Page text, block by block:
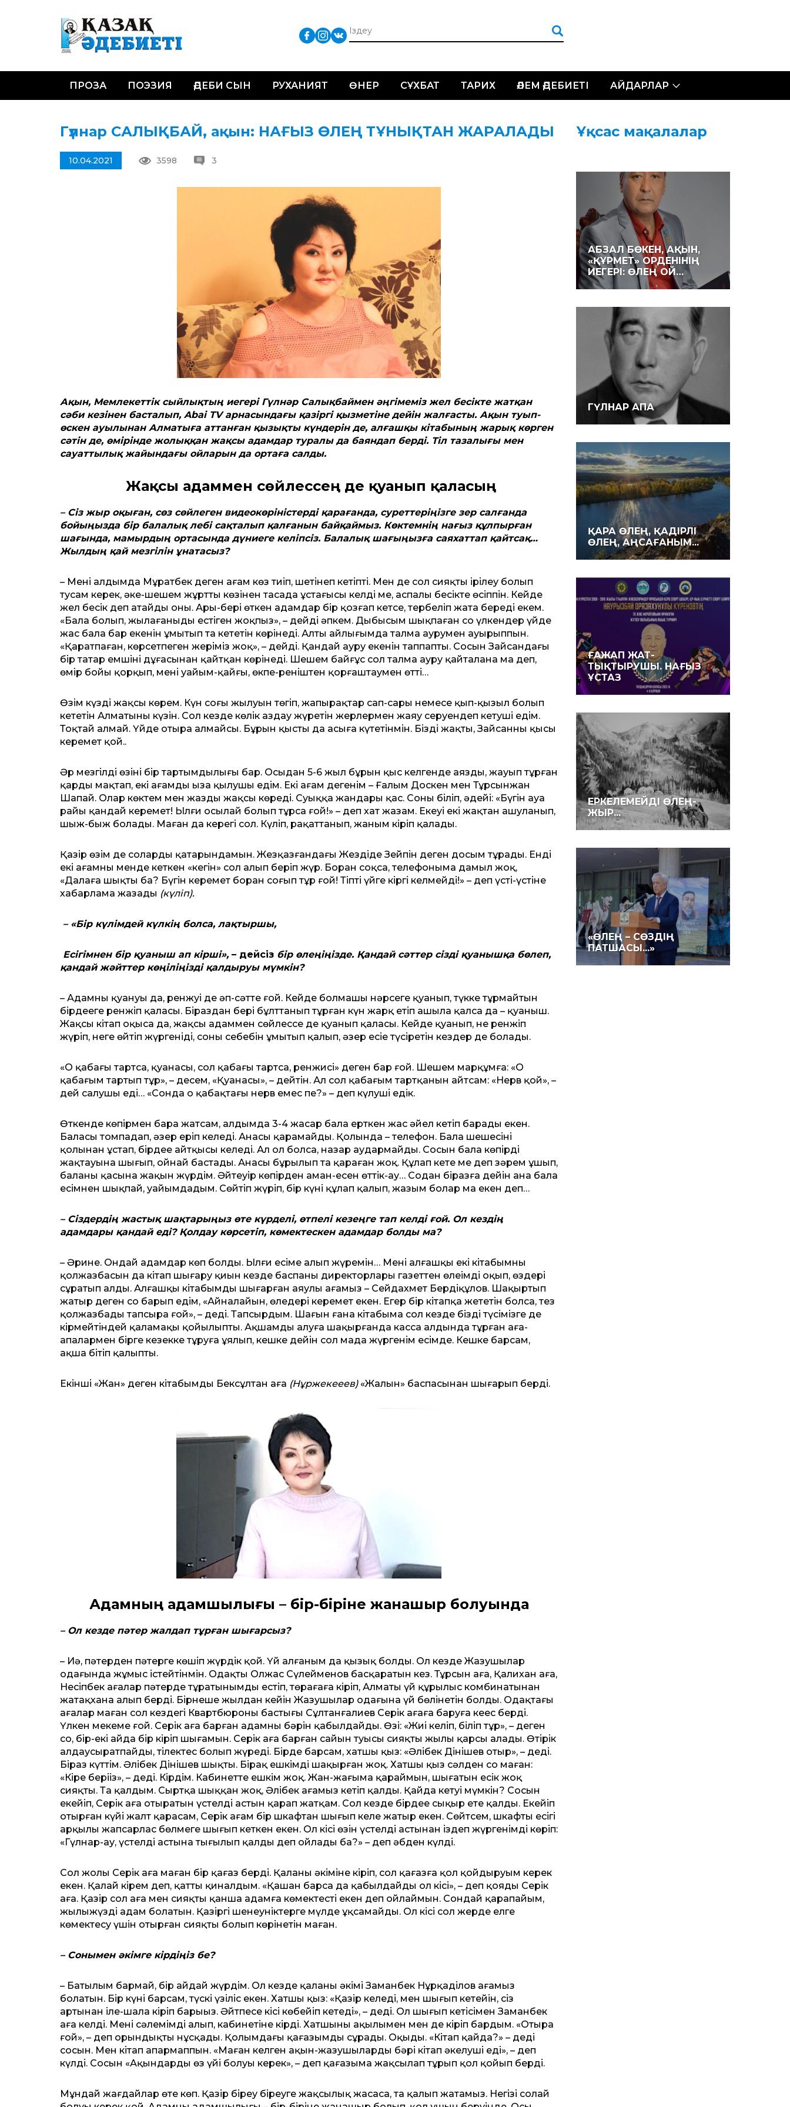
ПРОЗА ПОЭЗИЯ ӘДЕБИ СЫН РУХАНИЯТ ӨНЕР СҰХБАТ ТАРИХ ӘЛЕМ ӘДЕБИЕТІ АЙДАРЛАР
Гүлнар САЛЫҚБАЙ, ақын: НАҒЫЗ ӨЛЕҢ ТҰНЫҚТАН ЖАРАЛАДЫ
10.04.2021 3598 3
Ақын, Мемлекеттік сыйлықтың иегері Гүлнәр Салықбаймен әңгімеміз жел бесікте жатқан
сәби кезінен басталып, Abai TV арнасындағы қазіргі қызметіне дейін жалғасты. Ақын туып-
өскен ауылынан Алматыға аттанған қызықты күндерін де, алғашқы кітабының жарық көрген
сәтін де, өмірінде жолыққан жақсы адамдар туралы да баяндап берді. Тіл тазалығы мен
сауаттылық жайындағы ойларын да ортаға салды.
Жақсы адаммен сөйлессең де қуанып қаласың
– Сіз жыр оқыған, сөз сөйлеген видеокөріністерді қарағанда, суреттеріңізге зер салғанда
бойыңызда бір балалық лебі сақталып қалғанын байқаймыз. Көктемнің нағыз құлпырған
шағында, мамырдың ортасында дүниеге келіпсіз. Балалық шағыңызға саяхаттап қайтсақ…
Жылдың қай мезгілін ұнатасыз?
– Менің алдымда Мұратбек деген ағам көз тиіп, шетінеп кетіпті. Мен де сол сияқты ірілеу болып
тусам керек, әке-шешем жұрттың көзінен тасада ұстағысы келді ме, аспалы бесікте өсіппін. Кейде
жел бесік деп атайды оны. Ары-бері өткен адамдар бір қозғап кет­се, тербеліп жата береді екем.
«Бала болып, жылағаныңды естіген жоқпыз», – дейді әпкем. Дыбысым шықпаған соң үлкендер үйде
жас бала бар екенін ұмытып та кететін көрінеді. Алты айлығымда талма аурумен ауырыппын.
«Қаратпаған, көрсетпеген жеріміз жоқ», – дейді. Қандай ауру екенін таппапты. Сосын Зайсандағы
бір татар емшінің дұғасынан қайтқан көрінеді. Шешем байғұс сол талма ауру қайталана ма деп,
өмір бойы қорқып, мені уайым-қайғы, өкпе-реніштен қорғаштаумен өтті…
Өзім күзді жақсы көрем. Күн соңғы жыл­уын төгіп, жапырақтар сап-сары немесе қып-қызыл болып
кететін Алматының күзін. Сол кезде көлік аздау жүретін жерлермен жаяу серуендеп кетуші едім.
Тоқтай алмай. Үйде отыра алмайсың. Бұрын қысты да асыға күтетінмін. Біздің жақтың, Зайсанның қысы
керемет қой..
Әр мезгілдің өзінің бір тартымдылығы бар. Осыдан 5-6 жыл бұрын қыс келгенде аязды, жауып тұрған
қарды мақтап, екі ағамды ыза қылушы едім. Екі ағам дегенім – Ғалым Доскен мен Тұрсынжан
Шапай. Олар көктем мен жазды жақсы көреді. Суыққа жандары қас. Соны біліп, әдейі: «Бүгін ауа
райы қандай керемет! Ылғи осылай болып тұрса ғой!» – деп хат жазам. Екеуі екі жақтан ашуланып,
шыж-быж болады. Маған да керегі сол. Күліп, рақаттанып, жаным кіріп қалады.
Қазір өзім де солардың қатарындамын. Жезқазғандағы Жездіде Зейпін деген досым тұрады. Енді
екі ағамның менде кеткен «кегін» сол алып беріп жүр. Боран соқса, телефоныма дамыл жоқ,
«Далаға шықтың ба? Бүгін керемет боран соғып тұр ғой! Тіпті үйге кіргің келмейді!» – деп үсті-үстіне
хабарлама жазады (күліп).
– «Бір күлімдей күлкің болса, лақтыршы,
Есігімнен бір қуаныш ап кірші», – дейсіз бір өлеңіңізде. Қандай сәттер сізді қуанышқа бөлеп,
қандай жәйттер көңіліңізді қалдыруы мүмкін?
– Адамның қуануы да, ренжуі де әп-сәтте ғой. Кейде болмашы нәрсеге қуанып, түкке тұрмайтын
бірдеңеге ренжіп қаласың. Біраздан бері бұлттанып тұрған күн жарқ етіп ашыла қалса да – қуаныш.
Жақсы кітап оқысаң да, жақсы адаммен сөйлессең де қуанып қаласың. Кейде қуанып, не ренжіп
жүріп, неге өйтіп жүргеніңді, соның себебін ұмытып қалып, әзер есіңе түсіретін кездер де болады.
«Оң қабағың тартса, қуанасың, сол қабағың тартса, ренжисің» деген бар ғой. Шешем марқұмға: «Оң
қабағым тартып тұр», – десем, «Қуанасың», – дейтін. Ал сол қабағым тартқанын айтсам: «Нерв қой», –
дей салушы еді… «Сонда оң қабақтағы нерв емес пе?» – деп күлуші едік.
Өткенде көпірмен бара жатсам, алдымда 3-4 жасар бала ерткен жас әйел кетіп барады екен.
Баласы томпаңдап, әзер еріп келеді. Анасы қарамайды. Қолында – телефон. Бала шешесінің
қолынан ұстап, бірдеңе айтқысы келеді. Ал ол болса, назар аудармайды. Сосын бала көпірдің
жақтауына шығып, ойнай бастады. Анасы бұрылып та қараған жоқ. Құлап кете ме деп зәрем ұшып,
баланың қасына жақын жүрдім. Әйтеуір көпірден аман-есен өттік-ау… Содан біразға дейін ана бала
есімнен шықпай, уайымдадым. Сөйтіп жүріп, бір күні құлап қалып, жазым болар ма екен деп…
– Сіздердің жастық шақтарыңыз өте күрделі, өтпелі кезеңге тап келді ғой. Ол кездің
адамдары қандай еді? Қолдау көрсетіп, көмектескен адамдар болды ма?
– Әрине. Ондай адамдар көп болды. Ылғи есіме алып жүремін… Менің алғашқы екі кітабымның
қолжазбасын да кітап шығару қиын кезде баспаның директорлары газеттен өлеңімді оқып, өздері
сұратып алды. Алғашқы кітабымды шығарған аяулы ағамыз – Сейдахмет Бердіқұлов. Шақыртып
жатыр деген соң барып едім, «Айналайын, өлеңдерің керемет екен. Егер бір кітапқа жететін болса, тез
қолжазбаңды тапсыра ғой», – деді. Тапсырдым. Шағын ғана кітабыма сол кезде біздің түсімізге де
кірмейтіндей қаламақы қойылыпты. Ақшамды алуға шақырғанда касса алдында тұрған аға-
апалармен бірге кезекке тұруға ұялып, кешке дейін сол маңда жүргенім есімде. Кешке барсам,
ақша бітіп қалыпты.
Екінші «Жан» деген кітабымды Бексұлтан аға (Нұржекееев)«Жалын» баспасынан шығарып берді.
Адамның адамшылығы – бір-біріне жанашыр болуында
– Ол кезде пәтер жалдап тұрған шығарсыз?
– Иә, пәтерден пәтерге көшіп жүрдік қой. Үй алғаным да қызық болды. Ол кезде Жазушылар
одағында жұмыс істейтінмін. Одақты Олжас Сүлейменов басқаратын кез. Тұрсын аға, Қалихан аға,
Несіпбек ағалар пәтерде тұратынымды естіп, төрағаға кіріп, Алматы үй құрылыс комбинатынан
жатақхана алып берді. Бірнеше жылдан кейін Жазушылар одағына үй бөлінетін болды. Одақтағы
ағалар маған сол кездегі Квартбюроның бастығы Сұлтанғалиев Серік ағаға баруға кеңес берді.
Үлкен мекеме ғой. Серік аға барған адамның бәрін қабылдайды. Өзі: «Жиі келіп, біліп тұр», – деген
соң, бір-екі айда бір кіріп шығамын. Серік аға барған сайын туысың сияқты жылы қарсы алады. Өтірік
алдаусыратпайды, тілектес болып жүреді. Бірде барсам, хатшы қыз: «Әлібек Дінішев отыр», – деді.
Біраз күттім. Әлібек Дінішев шықты. Бірақ ешкімді шақырған жоқ. Хатшы қыз сәлден соң маған:
«Кіре беріңіз», – деді. Кірдім. Кабинетте ешкім жоқ. Жан-жағыма қараймын, шығатын есік жоқ
сияқты. Таң қалдым. Сыртқа шыққан жоқ, Әлібек ағамыз кетіп қалды. Қайда кетуі мүмкін? Сосын
еңкейіп, Серік аға отыратын үстелдің астын қарап жатқам. Сол кезде бірдеңе сықыр ете қалды. Еңкейіп
отырған күйі жалт қарасам, Серік ағам бір шкафтан шығып келе жатыр екен. Сөйтсем, шкафтың есігі
арқылы жапсарлас бөлмеге шығып кеткен екен. Ол кісі өзін үстелдің астынан іздеп жүргенімді көріп:
«Гүлнар-ау, үстелдің астына тығылып қалды деп ойладың ба?» – деп әбден күлді.
Сол жолы Серік аға маған бір қағаз берді. Қаланың әкіміне кіріп, сол қағазға қол қойдыруым керек
екен. Қалай кірем деп, қатты қиналдым. «Қашан барсаң да қабылдайды ол кісі», – деп қояды Серік
аға. Қазір сол аға мен сияқты қанша адамға көмектесті екен деп ойлаймын. Сондай қарапайым,
жылыжүзді адам болатын. Қазіргі шенеуніктерге мүлде ұқсамайды. Ол кісі сол жерде елге
көмектесу үшін отырған сияқты болып көрінетін маған.
– Сонымен әкімге кірдіңіз бе?
– Батылым бармай, бір айдай жүрдім. Ол кезде қаланың әкімі Заманбек Нұрқаділов ағамыз
болатын. Бір күні барсам, түскі үзіліс екен. Хатшы қыз: «Қазір келеді, мен шығып кетейін, сіз
артынан іле-шала кіріп барыңыз. Әйтпесе кісі көбейіп кетеді», – деді. Ол шығып кетісімен Заманбек
аға келді. Менің сәлемімді алып, кабинетіне кірді. Хатшының ақылымен мен де кіріп бардым. «Отыра
ғой», – деп орындықты нұсқады. Қолымдағы қағазымды сұрады. Оқыды. «Кітап қайда?» – деді
сосын. Мен кітап апармаппын. «Маған келген ақын-жазушылардың бәрі кітап әкелуші еді», – деп
күлді. Сосын «Ақындардың өз үйі болуы керек», – деп қағазыма жақсылап тұрып қол қойып берді.
Мұндай жағдайлар өте көп. Қазір біреу біреуге жақсылық жасаса, таң қалып жатамыз. Негізі солай
Ұқсас мақалалар
АБЗАЛ БӨКЕН, АҚЫН,
«ҚҰРМЕТ» ОРДЕНІНІҢ
ИЕГЕРІ: ӨЛЕҢ ОЙ…
ГҮЛНАР АПА
ҚАРА ӨЛЕҢ, ҚАДІРЛІ
ӨЛЕҢ, АҢСАҒАНЫМ...
ҒАЖАП ЖАТ­
ТЫҚТЫРУШЫ. НАҒЫЗ
ҰСТАЗ
ЕРКЕЛЕМЕЙДІ ӨЛЕҢ-
ЖЫР...
«ӨЛЕҢ – СӨЗДІҢ
ПАТШАСЫ...»